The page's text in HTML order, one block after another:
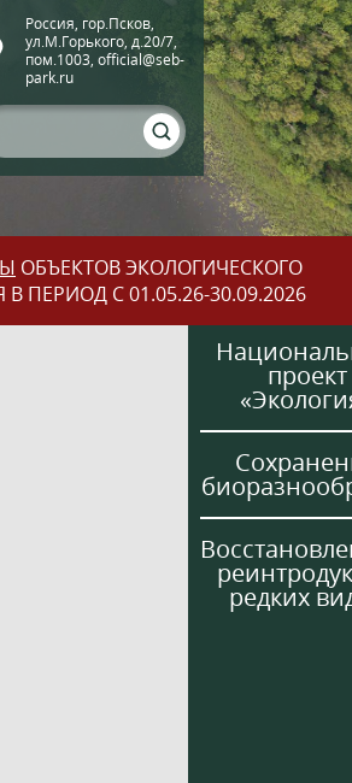
Россия, гор.Псков,
ул.М.Горького, д.20/7,
пом.1003, official@seb-
park.ru
ОБЪЕКТОВ ЭКОЛОГИЧЕСКОГО
ПЕРИОД С 01.05.26-30.09.2026
проект
редких